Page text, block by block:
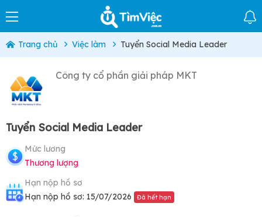
Trang chủ Việc làm Tuyển Social Media Leader
Công ty cổ phần giải pháp MKT
Tuyển Social Media Leader
Mức lương
Thương lượng
Hạn nộp hồ sơ
Hạn nộp hồ sơ: 15/07/2026
Đã hết hạn